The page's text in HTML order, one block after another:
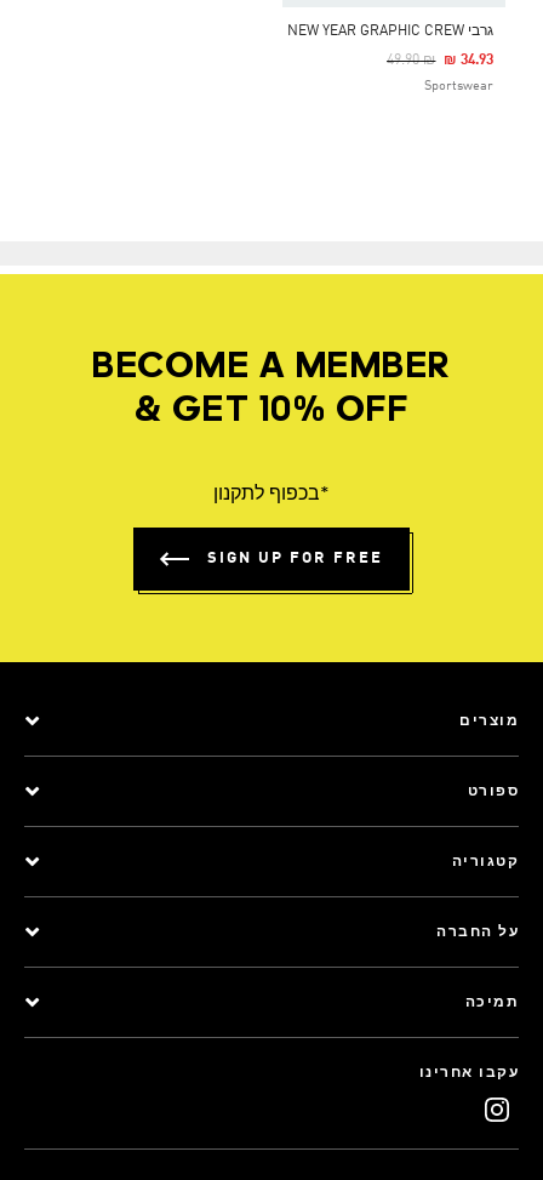
גרבי NEW YEAR GRAPHIC CREW
Price Reduced From
₪ 49.90
To ₪ 34.93
Sportswear
BECOME A MEMBER
& GET 10% OFF
*בכפוף לתקנון
SIGN UP FOR FREE
מוצרים
ספורט
קטגוריה
על החברה
תמיכה
עקבו אחרינו